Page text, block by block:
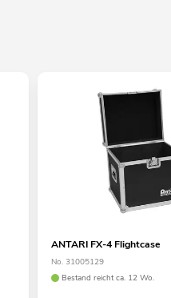
ANTARI FX-4 Flightcase
No. 31005129
Bestand reicht ca. 12 Wo.